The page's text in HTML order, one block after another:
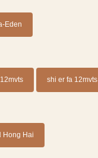
Eden
shi er fa 12mvts
Hong Hai